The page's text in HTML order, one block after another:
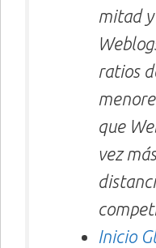
mitad
ratios
que
vez
Inicio